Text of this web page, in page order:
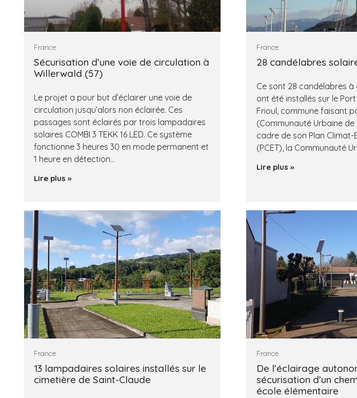
France
Sécurisation d’une voie de circulation à
Willerwald (57)
Le projet a pour but d’éclairer une voie de
circulation jusqu’alors non éclairée. Ces
passages sont éclairés par trois lampadaires
solaires COMBI 3 TEKK 16 LED. Ce système
fonctionne 3 heures 30 en mode permanent et
1 heure en détection…
Lire plus »
France
28 candélabres
Ce sont 28 candélabres à
ont été installés sur le
Frioul, commune faisant
(Communauté Urbaine de
cadre de son Plan Climat-
(PCET), la Communauté
Lire plus »
France
13 lampadaires solaires installés sur le
cimetière de Saint-Claude
France
De l’éclairage
sécurisation d’un
école élémentaire